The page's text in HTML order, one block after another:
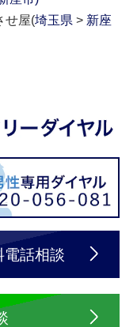
せ屋(埼玉県 > 新座
電話相談